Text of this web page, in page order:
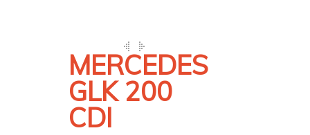
MERCEDES
GLK 200
CDI